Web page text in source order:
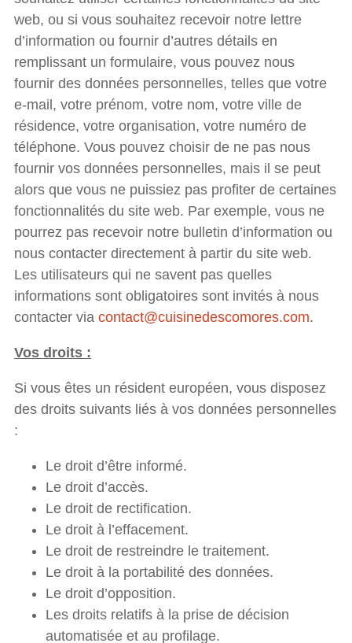
web, ou si vous souhaitez recevoir notre lettre
d’information ou fournir d’autres détails en
remplissant un formulaire, vous pouvez nous
fournir des données personnelles, telles que votre
e-mail, votre prénom, votre nom, votre ville de
résidence, votre organisation, votre numéro de
téléphone. Vous pouvez choisir de ne pas nous
fournir vos données personnelles, mais il se peut
alors que vous ne puissiez pas profiter de certaines
fonctionnalités du site web. Par exemple, vous ne
pourrez pas recevoir notre bulletin d’information ou
nous contacter directement à partir du site web.
Les utilisateurs qui ne savent pas quelles
informations sont obligatoires sont invités à nous
contacter via contact@cuisinedescomores.com.
Vos droits :
Si vous êtes un résident européen, vous disposez
des droits suivants liés à vos données personnelles
:
Le droit d’être informé.
Le droit d’accès.
Le droit de rectification.
Le droit à l’effacement.
Le droit de restreindre le traitement.
Le droit à la portabilité des données.
Le droit d’opposition.
Les droits relatifs à la prise de décision
automatisée et au profilage.